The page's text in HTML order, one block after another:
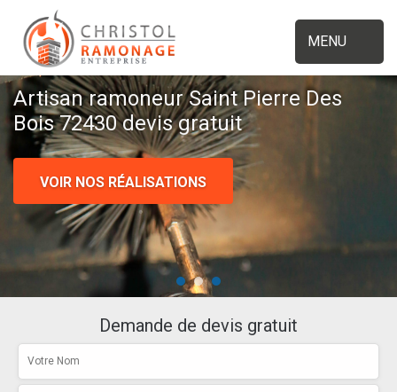
MENU
Artisan ramoneur Saint Pierre Des
Bois 72430 devis gratuit
VOIR NOS RÉALISATIONS
Demande de devis gratuit